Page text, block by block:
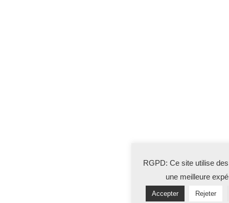
RGPD: Ce site utilise
une meilleure
Accepter Rejeter